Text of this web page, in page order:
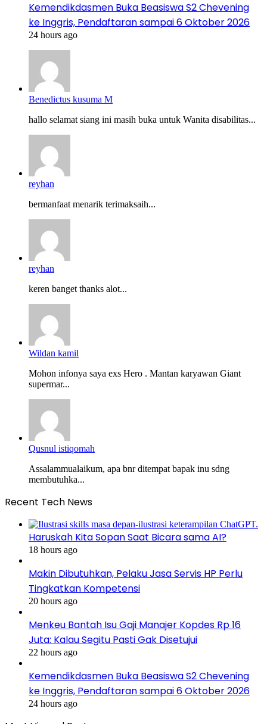
Kemendikdasmen Buka Beasiswa S2 Chevening
ke Inggris, Pendaftaran sampai 6 Oktober 2026
24 hours ago
Benedictus kusuma M
hallo selamat siang ini masih buka untuk Wanita disabilitas...
reyhan
bermanfaat menarik terimaksaih...
reyhan
keren banget thanks alot...
Wildan kamil
Mohon infonya saya exs Hero . Mantan karyawan Giant
supermar...
Qusnul istiqomah
Assalammualaikum, apa bnr ditempat bapak inu sdng
membutuhka...
Recent Tech News
Haruskah Kita Sopan Saat Bicara sama AI?
18 hours ago
Makin Dibutuhkan, Pelaku Jasa Servis HP Perlu
Tingkatkan Kompetensi
20 hours ago
Menkeu Bantah Isu Gaji Manajer Kopdes Rp 16
Juta: Kalau Segitu Pasti Gak Disetujui
22 hours ago
Kemendikdasmen Buka Beasiswa S2 Chevening
ke Inggris, Pendaftaran sampai 6 Oktober 2026
24 hours ago